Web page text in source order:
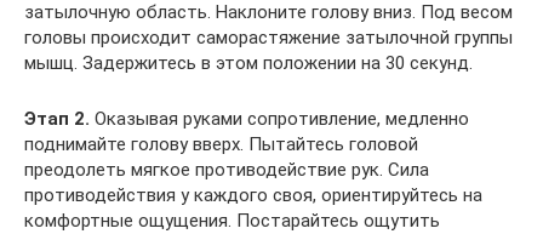
затылочную область. Наклоните голову вниз. Под весом
головы происходит саморастяжение затылочной группы
мышц. Задержитесь в этом положении на 30 секунд.
Этап 2. Оказывая руками сопротивление, медленно
поднимайте голову вверх. Пытайтесь головой
преодолеть мягкое противодействие рук. Сила
противодействия у каждого своя, ориентируйтесь на
комфортные ощущения. Постарайтесь ощутить